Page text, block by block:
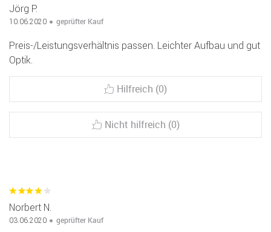
Jörg P.
10.06.2020 geprüfter Kauf
Preis-/Leistungsverhältnis passen. Leichter Aufbau und gut
Optik.
Hilfreich (0)
Nicht hilfreich (0)
Norbert N.
03.06.2020 geprüfter Kauf